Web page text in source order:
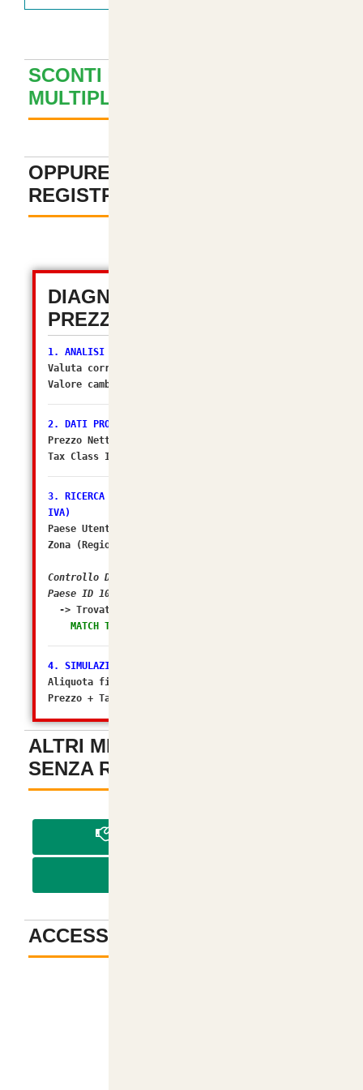
SCONTI PER ACQUISTI
MULTIPLI ? GUARDA QUI
OPPURE PAGA SENZA
REGISTRAZIONE
DIAGNOSTICA TOTALE
PREZZI (OSC 2.2)
1. ANALISI VALUTA
Valuta corrente:
Valore cambio (Multiplier):
2. DATI PRODOTTO
Prezzo Netto DB: 24.5902
Tax Class ID: 2
3. RICERCA ZONA FISCALE (Il sospettato per NO
IVA)
Paese Utente/Store ID: 105
Zona (Regione) ID: 238
Controllo DB: In quali Zone Fiscali rientra il
Paese ID 105?
-> Trovato in Geo Zone ID:
MATCH TROVATO! Tasso configurato: 22.0000%
4. SIMULAZIONE FINALE
Aliquota finale calcolata da osC: 22%
Prezzo + Tasse (Matematico): 30.000044
ALTRI METODI DI PAGAMENTO
SENZA REGISTRAZIONE
ACCESSORI